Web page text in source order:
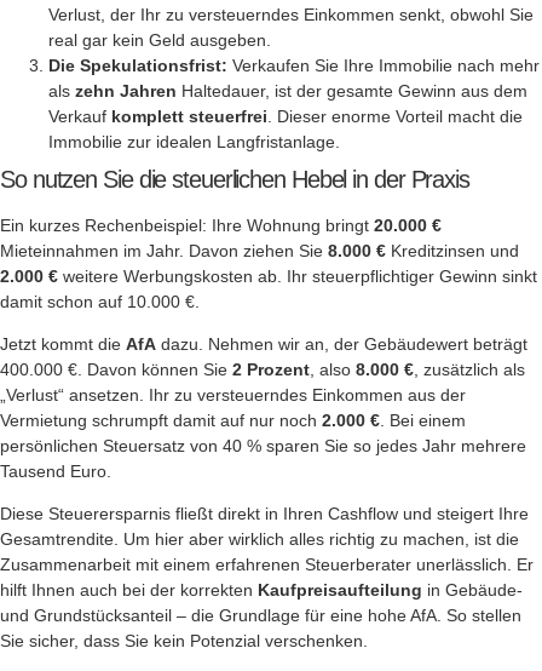
Verlust, der Ihr zu versteuerndes Einkommen senkt, obwohl Sie
real gar kein Geld ausgeben.
Die Spekulationsfrist: Verkaufen Sie Ihre Immobilie nach mehr
als zehn Jahren Haltedauer, ist der gesamte Gewinn aus dem
Verkauf komplett steuerfrei . Dieser enorme Vorteil macht die
Immobilie zur idealen Langfristanlage.
So nutzen Sie die steuerlichen Hebel in der Praxis
Ein kurzes Rechenbeispiel: Ihre Wohnung bringt 20.000 €
Mieteinnahmen im Jahr. Davon ziehen Sie 8.000 € Kreditzinsen und
2.000 € weitere Werbungskosten ab. Ihr steuerpflichtiger Gewinn sinkt
damit schon auf 10.000 €.
Jetzt kommt die AfA dazu. Nehmen wir an, der Gebäudewert beträgt
400.000 €. Davon können Sie 2 Prozent , also 8.000 € , zusätzlich als
„Verlust“ ansetzen. Ihr zu versteuerndes Einkommen aus der
Vermietung schrumpft damit auf nur noch 2.000 € . Bei einem
persönlichen Steuersatz von 40 % sparen Sie so jedes Jahr mehrere
Tausend Euro.
Diese Steuerersparnis fließt direkt in Ihren Cashflow und steigert Ihre
Gesamtrendite. Um hier aber wirklich alles richtig zu machen, ist die
Zusammenarbeit mit einem erfahrenen Steuerberater unerlässlich. Er
hilft Ihnen auch bei der korrekten Kaufpreisaufteilung in Gebäude-
und Grundstücksanteil – die Grundlage für eine hohe AfA. So stellen
Sie sicher, dass Sie kein Potenzial verschenken.